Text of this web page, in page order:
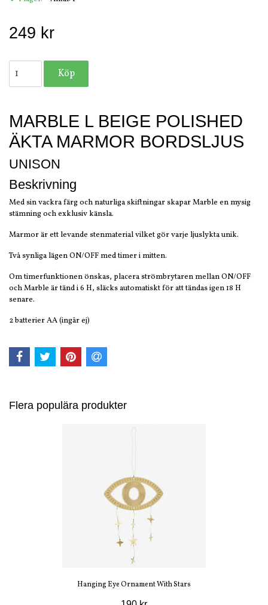
249 kr
MARBLE L BEIGE POLISHED
ÄKTA MARMOR BORDSLJUS
UNISON
Beskrivning
Med sin vackra färg och naturliga skiftningar skapar Marble en mysig
stämning och exklusiv känsla.
Marmor är ett levande stenmaterial vilket gör varje ljuslykta unik.
Två synliga lägen ON/OFF med timer i mitten.
Om timerfunktionen önskas, placera strömbrytaren mellan ON/OFF
och Marble är tänd i 6 H, släcks automatiskt för att tändas igen 18 H
senare.
2 batterier AA (ingår ej)
Flera populära produkter
Hanging Eye Ornament With Stars